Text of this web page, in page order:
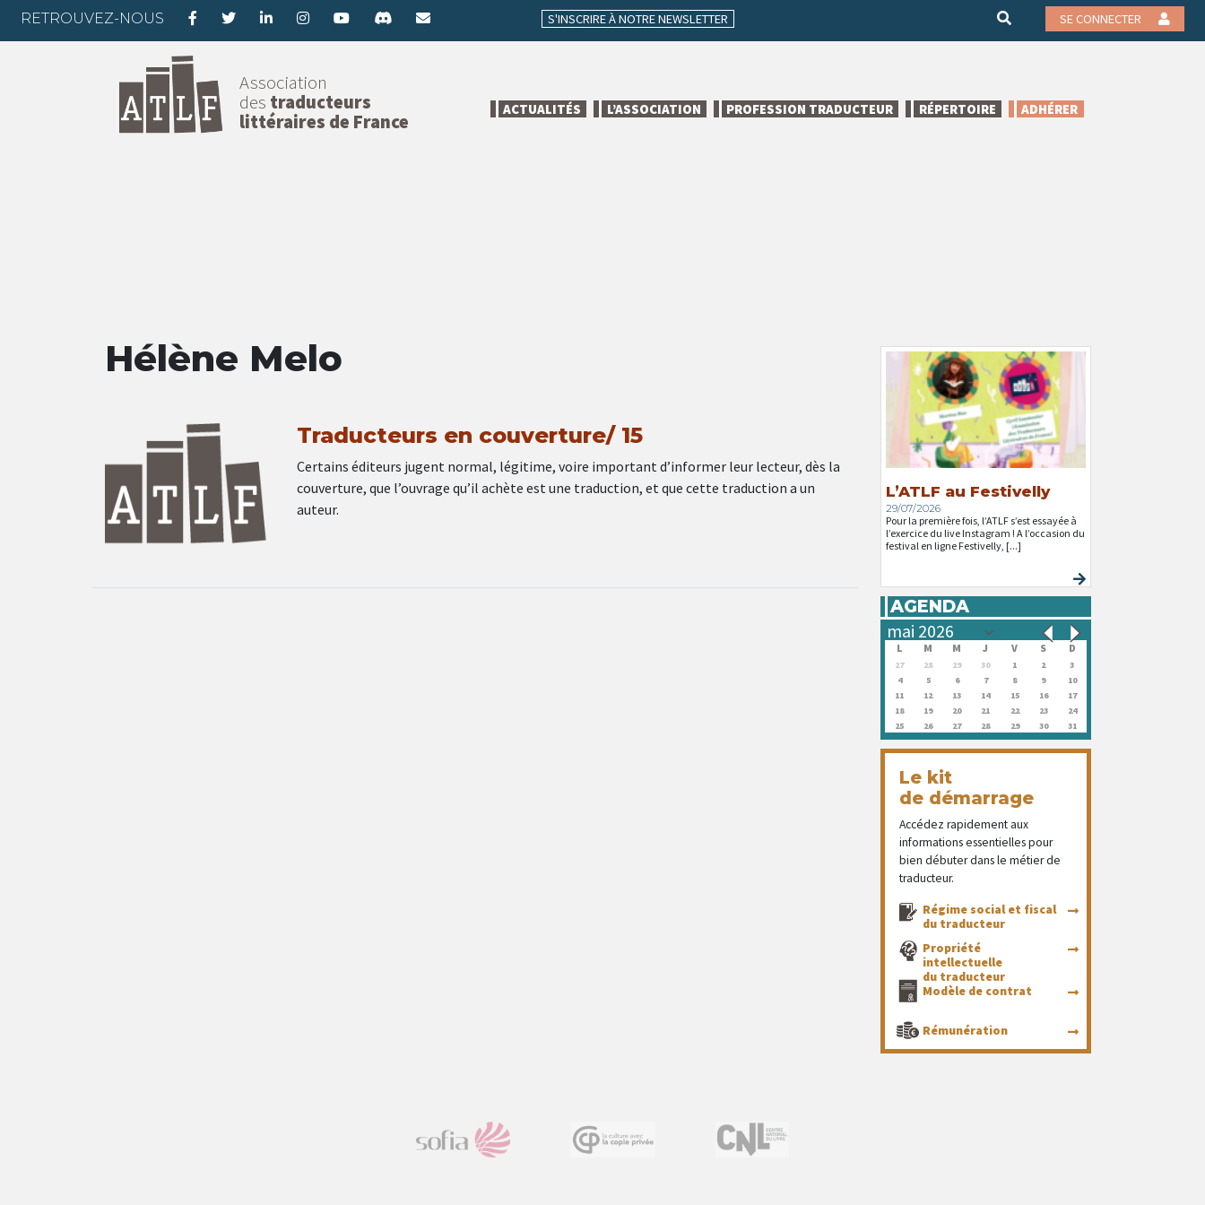
RETROUVEZ-NOUS S'INSCRIRE À NOTRE NEWSLETTER SE CONNECTER
Association
des traducteurs
littéraires de France
ACTUALITÉS L’ASSOCIATION PROFESSION TRADUCTEUR RÉPERTOIRE ADHÉRER
Hélène Melo
Traducteurs en couverture/ 15
Certains éditeurs jugent normal, légitime, voire important d’informer leur lecteur, dès la
couverture, que l’ouvrage qu’il achète est une traduction, et que cette traduction a un
auteur.
L’ATLF au Festivelly
29/07/2026
Pour la première fois, l’ATLF s’est essayée à
l’exercice du live Instagram ! A l’occasion du
festival en ligne Festivelly, [...]
AGENDA
L M M J V S D
27 28 29 30 1 2
3
4
5 6 7 8 9
10
11
12 13 14 15 16
17
18
19 20 21 22 23
24
25
26 27 28 29 30 31
Le kit
de démarrage
Accédez rapidement aux
informations essentielles pour
bien débuter dans le métier de
traducteur.
Régime social et fiscal
du traducteur
Propriété
intellectuelle
du traducteur
Modèle de contrat
Rémunération